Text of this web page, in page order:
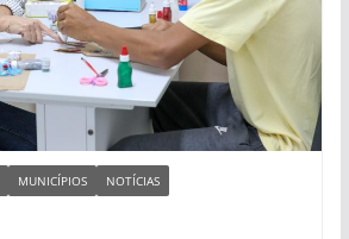
MUNICÍPIOS
NOTÍCIAS